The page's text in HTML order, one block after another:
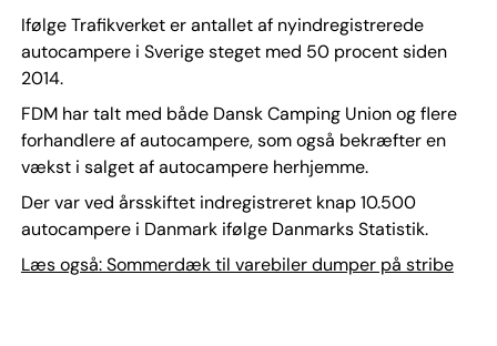
Ifølge Trafikverket er antallet af nyindregistrerede
autocampere i Sverige steget med 50 procent siden
2014.
FDM har talt med både Dansk Camping Union og flere
forhandlere af autocampere, som også bekræfter en
vækst i salget af autocampere herhjemme.
Der var ved årsskiftet indregistreret knap 10.500
autocampere i Danmark ifølge Danmarks Statistik.
Læs også: Sommerdæk til varebiler dumper på stribe